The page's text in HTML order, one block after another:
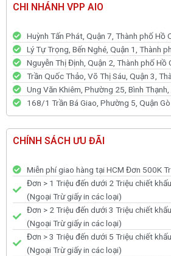
CHI NHÁNH VPP AIO
Huỳnh Tấn Phát, Quận 7, Thành phố Hồ
Lý Tự Trọng, Bến Nghé, Quận 1, Thành
Nguyễn Thị Định, Quận 2, Thành phố Hồ
Trần Quốc Thảo, Võ Thị Sáu, Quận 3,
Ung Văn Khiêm, Phường 25, Bình
168/1 Trần Bá Giao, Phường 5, Quận
CHÍNH SÁCH ƯU ĐÃI
Miễn phí giao hàng tại HCM Đơn 500K
Đơn > 1 Triệu đến dưới 2 Triệu chiết
(Ngoại Trừ giấy in các loại)
Đơn > 2 Triệu đến dưới 3 Triệu chiết
(Ngoại Trừ giấy in các loại)
Đơn > 3 Triệu đến dưới 5 Triệu chiết
(Ngoại Trừ giấy in các loại)